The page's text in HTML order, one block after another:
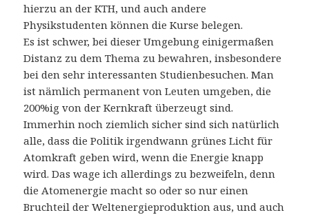
hierzu an der KTH, und auch andere
Physikstudenten können die Kurse belegen.
Es ist schwer, bei dieser Umgebung einigermaßen
Distanz zu dem Thema zu bewahren, insbesondere
bei den sehr interessanten Studienbesuchen. Man
ist nämlich permanent von Leuten umgeben, die
200%ig von der Kernkraft überzeugt sind.
Immerhin noch ziemlich sicher sind sich natürlich
alle, dass die Politik irgendwann grünes Licht für
Atomkraft geben wird, wenn die Energie knapp
wird. Das wage ich allerdings zu bezweifeln, denn
die Atomenergie macht so oder so nur einen
Bruchteil der Weltenergieproduktion aus, und auch